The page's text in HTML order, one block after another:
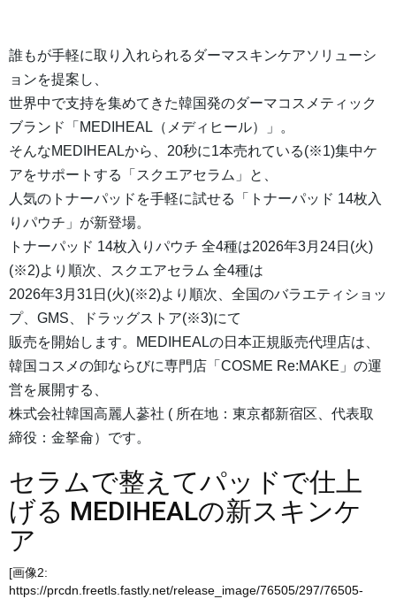
誰もが手軽に取り入れられるダーマスキンケアソリューシ
ョンを提案し、
世界中で支持を集めてきた韓国発のダーマコスメティック
ブランド「MEDIHEAL（メディヒール）」。
そんなMEDIHEALから、20秒に1本売れている(※1)集中ケ
アをサポートする「スクエアセラム」と、
人気のトナーパッドを手軽に試せる「トナーパッド 14枚入
りパウチ」が新登場。
トナーパッド 14枚入りパウチ 全4種は2026年3月24日(火)
(※2)より順次、スクエアセラム 全4種は
2026年3月31日(火)(※2)より順次、全国のバラエティショッ
プ、GMS、ドラッグストア(※3)にて
販売を開始します。MEDIHEALの日本正規販売代理店は、
韓国コスメの卸ならびに専門店「COSME Re:MAKE」の運
営を展開する、
株式会社韓国高麗人蔘社 ( 所在地：東京都新宿区、代表取
締役：金拏侖）です。
セラムで整えてパッドで仕上
げる MEDIHEALの新スキンケ
ア
[画像2:
https://prcdn.freetls.fastly.net/release_image/76505/297/76505-